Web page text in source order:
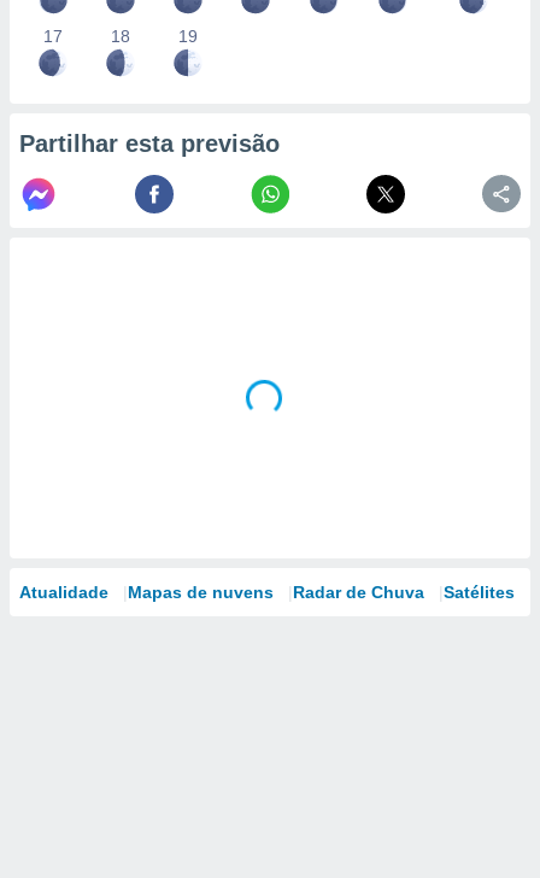
17 18 19
Partilhar esta previsão
Atualidade Mapas de nuvens Radar de Chuva Satélites